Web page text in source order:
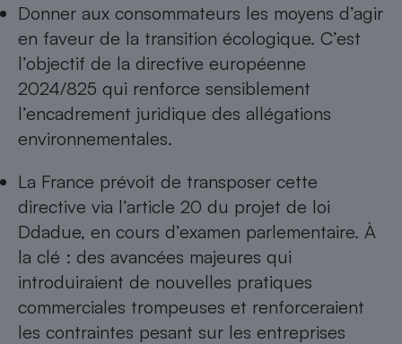
Donner aux consommateurs les moyens d’agir
en faveur de la transition écologique. C’est
l’objectif de la directive européenne
2024/825 qui renforce sensiblement
l’encadrement juridique des allégations
environnementales.
La France prévoit de transposer cette
directive via l’article 20 du projet de loi
Ddadue, en cours d’examen parlementaire. À
la clé : des avancées majeures qui
introduiraient de nouvelles pratiques
commerciales trompeuses et renforceraient
les contraintes pesant sur les entreprises
Lave-linge
Plaque de cuisson à
induction
Smartphone
Radiateur électrique
Climatiseur -
Ventilateur
Antimoustique